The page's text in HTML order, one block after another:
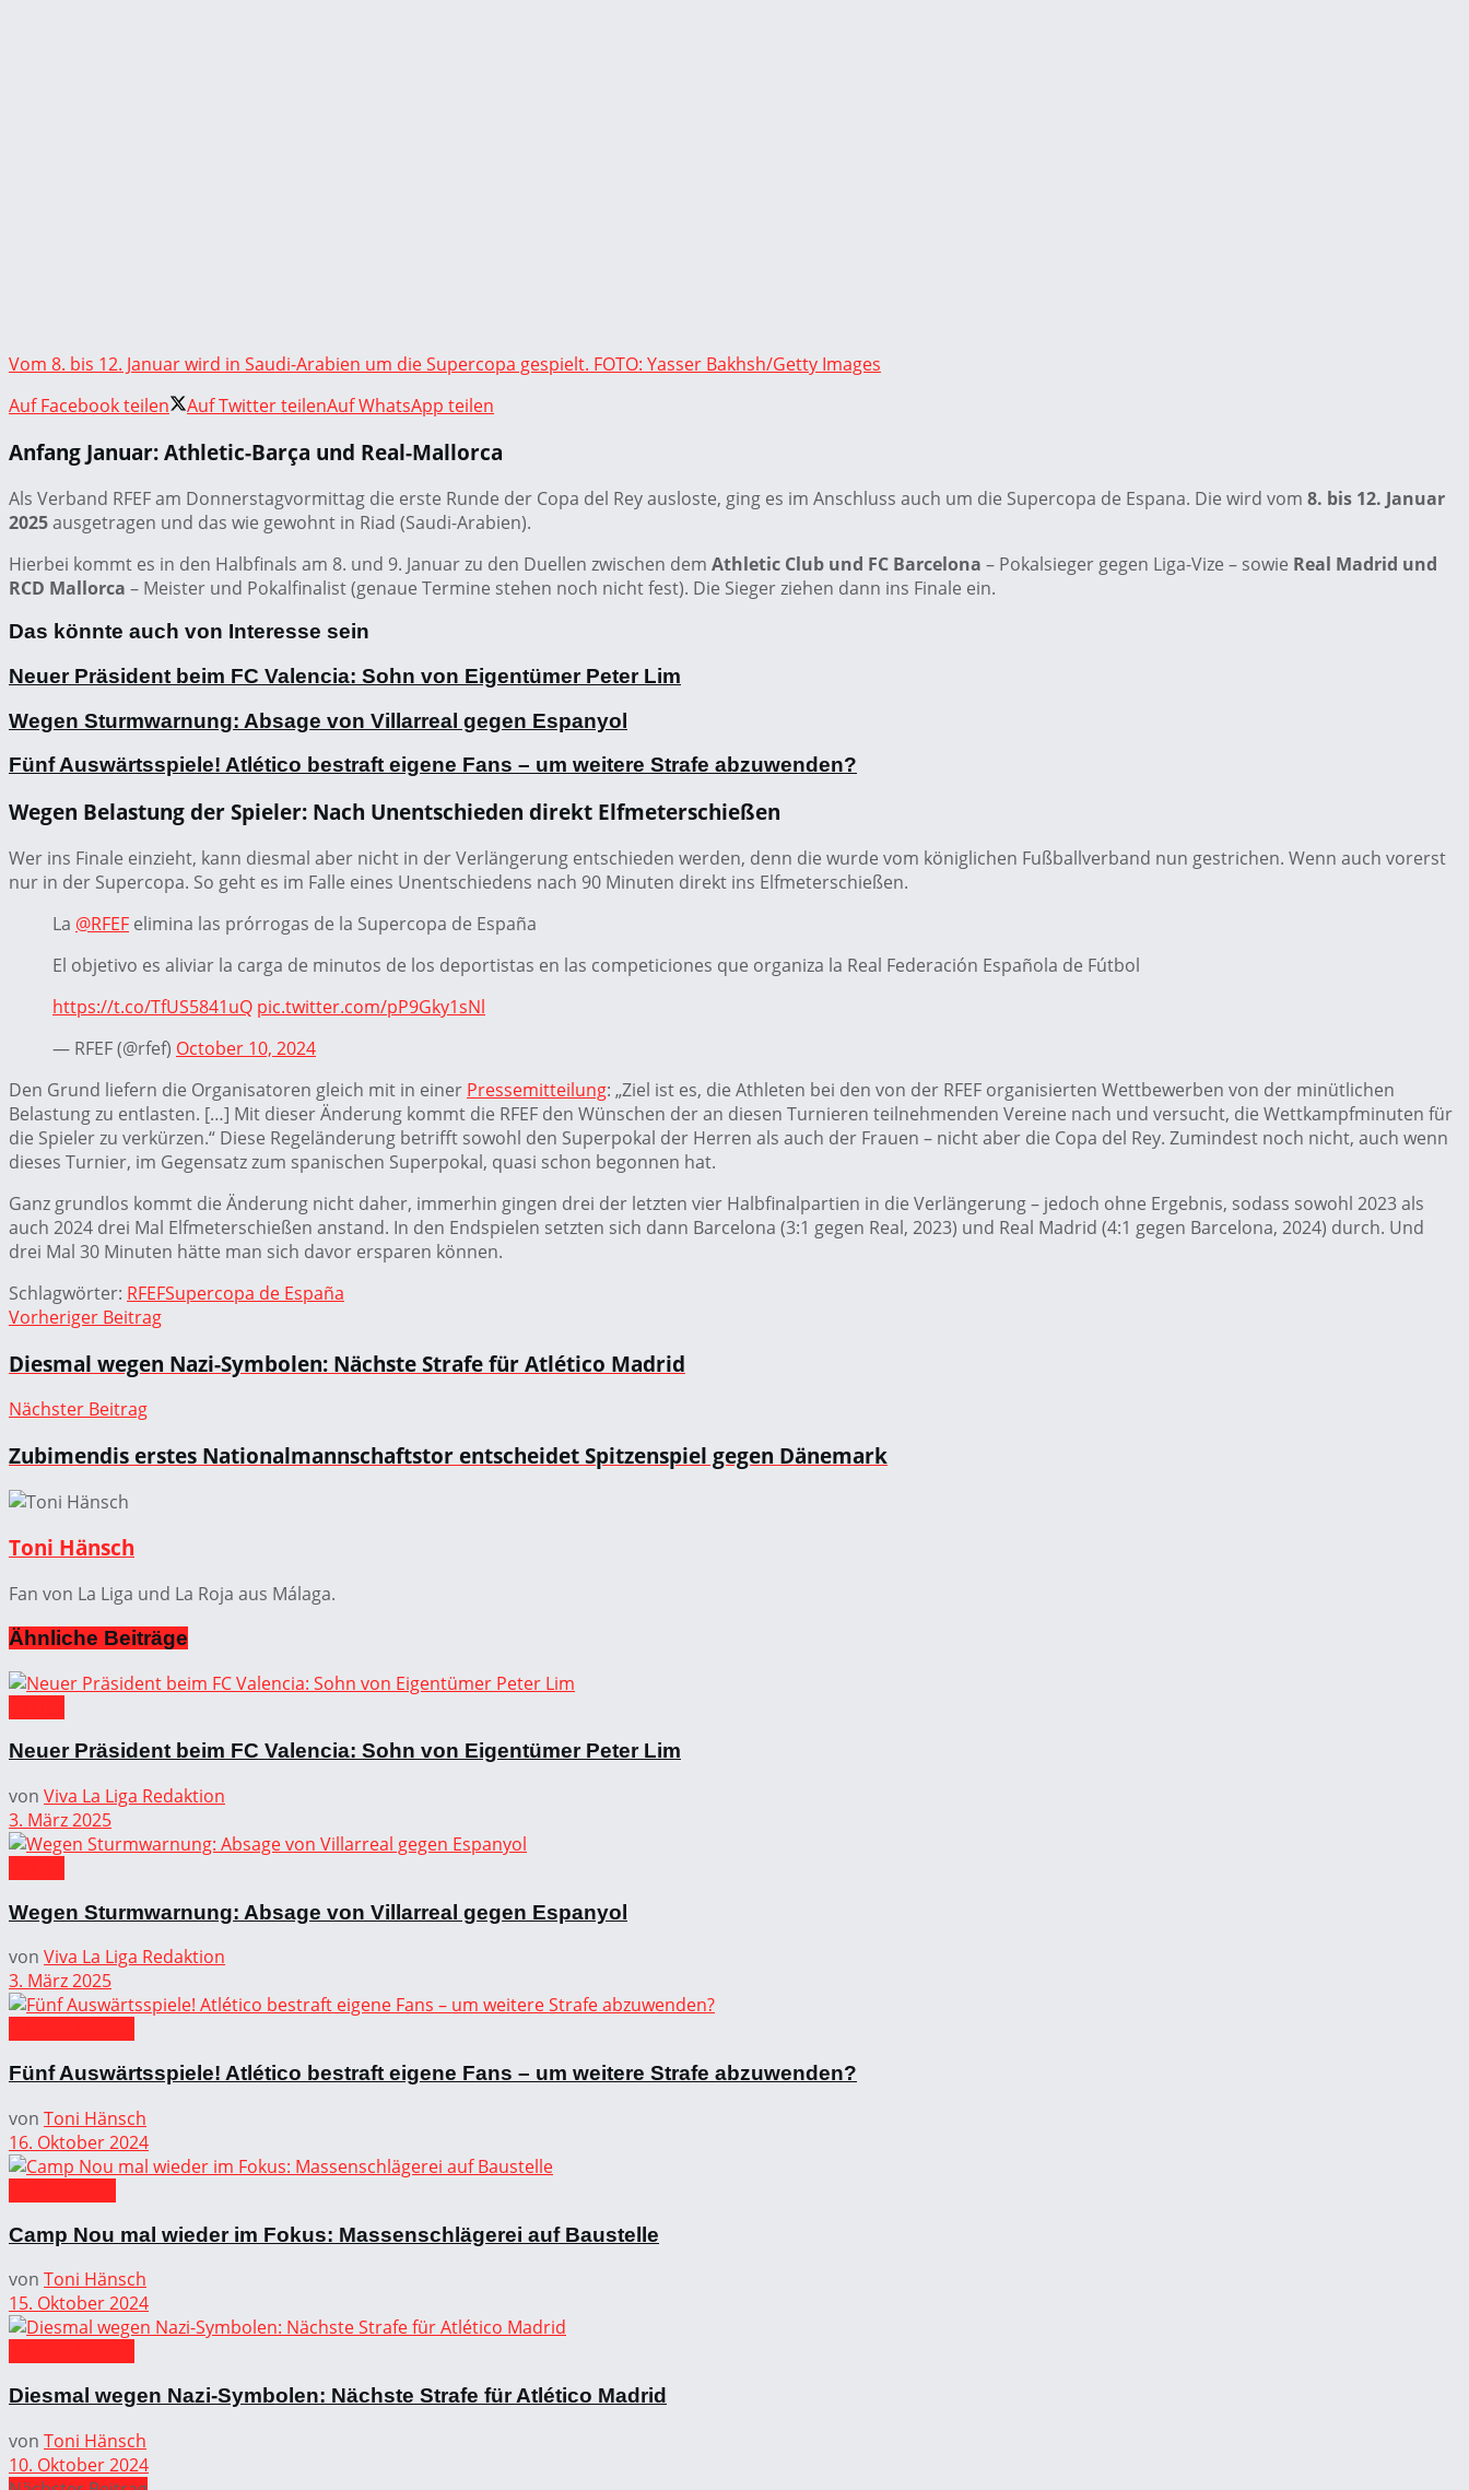
Vom 8. bis 12. Januar wird in Saudi-Arabien um die Supercopa gespielt. FOTO: Yasser Bakhsh/Getty Images
Auf Facebook teilen
Auf Twitter teilenAuf WhatsApp teilen
Anfang Januar: Athletic-Barça und Real-Mallorca
Als Verband RFEF am Donnerstagvormittag die erste Runde der Copa del Rey ausloste, ging es im Anschluss auch um die Supercopa de Espana. Die wird vom 8. bis 12. Januar
2025ausgetragen und das wie gewohnt in Riad (Saudi-Arabien).
Hierbei kommt es in den Halbfinals am 8. und 9. Januar zu den Duellen zwischen dem Athletic Club und FC Barcelona – Pokalsieger gegen Liga-Vize – sowie Real Madrid und
RCD Mallorca – Meister und Pokalfinalist (genaue Termine stehen noch nicht fest). Die Sieger ziehen dann ins Finale ein.
Das könnte auch von Interesse sein
Neuer Präsident beim FC Valencia: Sohn von Eigentümer Peter Lim
Wegen Sturmwarnung: Absage von Villarreal gegen Espanyol
Fünf Auswärtsspiele! Atlético bestraft eigene Fans – um weitere Strafe abzuwenden?
Wegen Belastung der Spieler: Nach Unentschieden direkt Elfmeterschießen
Wer ins Finale einzieht, kann diesmal aber nicht in der Verlängerung entschieden werden, denn die wurde vom königlichen Fußballverband nun gestrichen. Wenn auch vorerst
nur in der Supercopa. So geht es im Falle eines Unentschiedens nach 90 Minuten direkt ins Elfmeterschießen.
La @RFEF elimina las prórrogas de la Supercopa de España
El objetivo es aliviar la carga de minutos de los deportistas en las competiciones que organiza la Real Federación Española de Fútbol
https://t.co/TfUS5841uQ pic.twitter.com/pP9Gky1sNl
— RFEF (@rfef) October 10, 2024
Den Grund liefern die Organisatoren gleich mit in einer Pressemitteilung: „Ziel ist es, die Athleten bei den von der RFEF organisierten Wettbewerben von der minütlichen
Belastung zu entlasten. […] Mit dieser Änderung kommt die RFEF den Wünschen der an diesen Turnieren teilnehmenden Vereine nach und versucht, die Wettkampfminuten für
die Spieler zu verkürzen.“ Diese Regeländerung betrifft sowohl den Superpokal der Herren als auch der Frauen – nicht aber die Copa del Rey. Zumindest noch nicht, auch wenn
dieses Turnier, im Gegensatz zum spanischen Superpokal, quasi schon begonnen hat.
Ganz grundlos kommt die Änderung nicht daher, immerhin gingen drei der letzten vier Halbfinalpartien in die Verlängerung – jedoch ohne Ergebnis, sodass sowohl 2023 als
auch 2024 drei Mal Elfmeterschießen anstand. In den Endspielen setzten sich dann Barcelona (3:1 gegen Real, 2023) und Real Madrid (4:1 gegen Barcelona, 2024) durch. Und
drei Mal 30 Minuten hätte man sich davor ersparen können.
Schlagwörter: RFEFSupercopa de España
Vorheriger Beitrag
Diesmal wegen Nazi-Symbolen: Nächste Strafe für Atlético Madrid
Nächster Beitrag
Zubimendis erstes Nationalmannschaftstor entscheidet Spitzenspiel gegen Dänemark
Toni Hänsch
Fan von La Liga und La Roja aus Málaga.
Ähnliche Beiträge
Neuer Präsident beim FC Valencia: Sohn von Eigentümer Peter Lim
von Viva La Liga Redaktion
3. März 2025
Wegen Sturmwarnung: Absage von Villarreal gegen Espanyol
von Viva La Liga Redaktion
3. März 2025
Fünf Auswärtsspiele! Atlético bestraft eigene Fans – um weitere Strafe abzuwenden?
von Toni Hänsch
16. Oktober 2024
Camp Nou mal wieder im Fokus: Massenschlägerei auf Baustelle
von Toni Hänsch
15. Oktober 2024
Diesmal wegen Nazi-Symbolen: Nächste Strafe für Atlético Madrid
von Toni Hänsch
10. Oktober 2024